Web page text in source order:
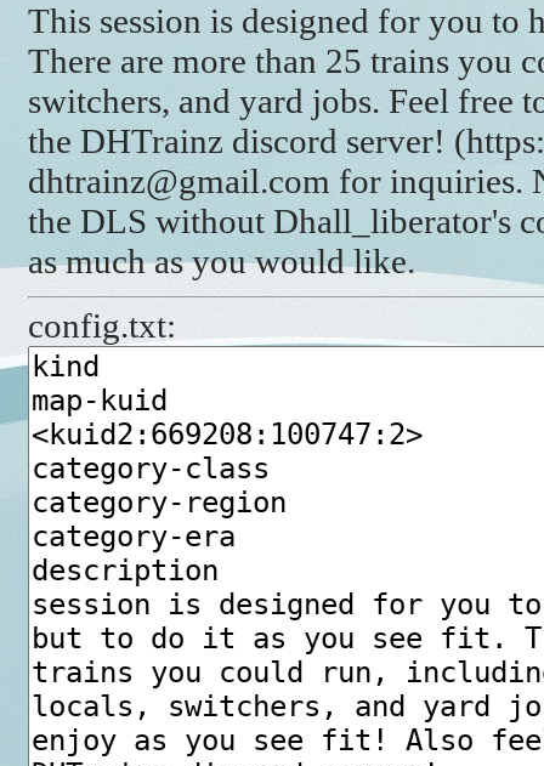
This session is designed for you to
There are more than 25 trains you
switchers, and yard jobs. Feel free
the DHTrainz discord server!
dhtrainz@gmail.com for inquiries.
the DLS without Dhall_liberator's
as much as you would like.
config.txt: